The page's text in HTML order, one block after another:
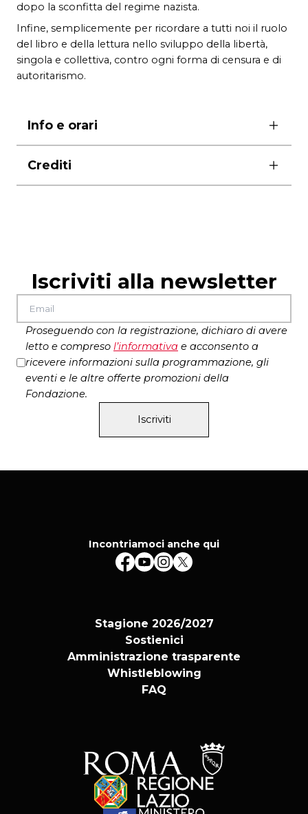
dopo la sconfitta del regime nazista.
Infine, semplicemente per ricordare a tutti noi il ruolo
del libro e della lettura nello sviluppo della libertà,
singola e collettiva, contro ogni forma di censura e di
autoritarismo.
Info e orari
ore 10.00
Crediti
letture diOlek Mincer
interventi delle“Persone libro”
Una collaborazione: Assessorato alla Cultura e
allo Sport di Roma Capitale, Istituzione
Biblioteche e Comunità Ebraica di Roma
Iscriviti alla newsletter
Proseguendo con la registrazione, dichiaro di avere
letto e compreso l’informativa e acconsento a
ricevere informazioni sulla programmazione, gli
eventi e le altre offerte promozioni della
Fondazione.
Iscriviti
Incontriamoci anche qui
Stagione 2026/2027
Sostienici
Amministrazione trasparente
Whistleblowing
FAQ